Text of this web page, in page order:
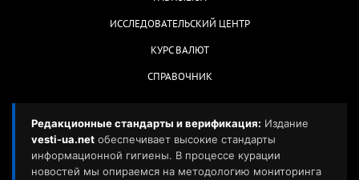
ИССЛЕДОВАТЕЛЬСКИЙ ЦЕНТР
КУРС ВАЛЮТ
СПРАВОЧНИК
Редакционные стандарты и верификация: Издание
vesti-ua.net обеспечивает высокие стандарты
информационной гигиены. В процессе курации
новостей мы опираемся на методологию мониторинга